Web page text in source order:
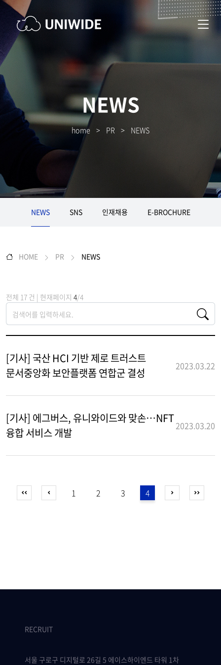
NEWS
home > PR > NEWS
NEWS SNS 인재채용 E-BROCHURE
HOME PR NEWS
전체 17 건 | 현재페이지 4/4
[기사] 국산 HCI 기반 제로 트러스트
문서중앙화 보안플랫폼 연합군 결성
2023.03.22
[기사] 에그버스, 유니와이드와 맞손…NFT
융합 서비스 개발
2023.03.20
1 2 3 4
RECRUIT
서울 구로구 디지털로 26길 5 에이스하이엔드 타워 1차